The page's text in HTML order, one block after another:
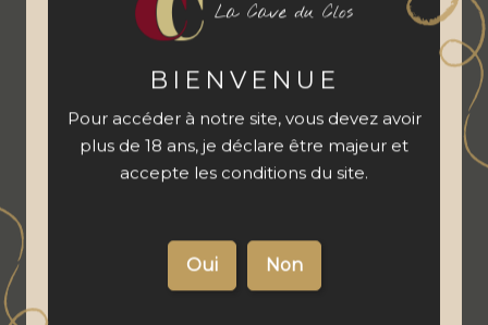
Marsannay "Fleur de Printemps" 2022 Domaine Olivier
1600
PRIX ABONNÉS
La Cave du Clos
BIENVENUE
Pour accéder à notre site, vous devez avoir
plus de 18 ans, je déclare être majeur et
accepte les conditions du site.